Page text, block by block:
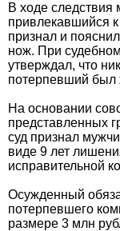
В ходе следствия
привлекавшийся к
признал и
нож. При
утверждал, что
потерпевший был
На основании
представленных
суд признал
виде 9 лет
исправительной
Осужденный
потерпевшего
размере 3 млн